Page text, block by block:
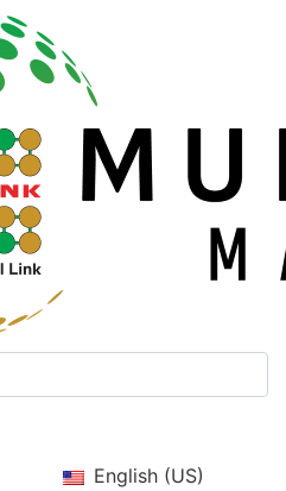
English (US)